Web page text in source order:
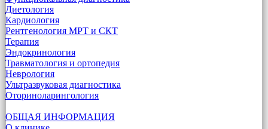
Диетология
Кардиология
Рентгенология МРТ и СКТ
Терапия
Эндокринология
Травматология и ортопедия
Неврология
Ультразвуковая диагностика
Оториноларингология
ОБЩАЯ ИНФОРМАЦИЯ